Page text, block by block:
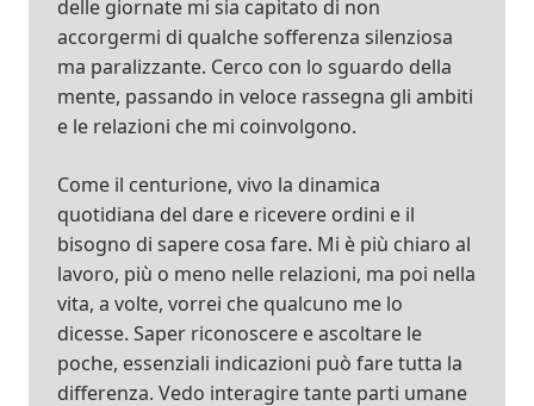
delle giornate mi sia capitato di non
accorgermi di qualche sofferenza silenziosa
ma paralizzante. Cerco con lo sguardo della
mente, passando in veloce rassegna gli ambiti
e le relazioni che mi coinvolgono.
Come il centurione, vivo la dinamica
quotidiana del dare e ricevere ordini e il
bisogno di sapere cosa fare. Mi è più chiaro al
lavoro, più o meno nelle relazioni, ma poi nella
vita, a volte, vorrei che qualcuno me lo
dicesse. Saper riconoscere e ascoltare le
poche, essenziali indicazioni può fare tutta la
differenza. Vedo interagire tante parti umane